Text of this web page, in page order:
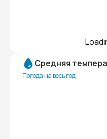
Средняя
Погода на весь год